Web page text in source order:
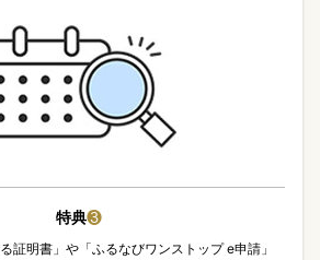
特典❸
証明書」や「ふるなびワンストップ e申請」